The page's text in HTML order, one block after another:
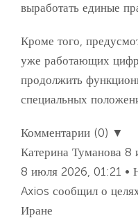
выработать единые
Кроме того,
уже работающих
продолжить
специальных
Комментарии (0) ▼
Катерина Туманова 8
8 июля 2026, 01:21 •
Axios сообщил о
Иране